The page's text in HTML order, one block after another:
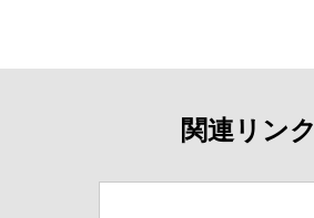
関連リンク